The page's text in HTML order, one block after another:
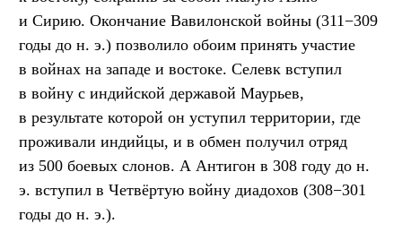
и Сирию. Окончание Вавилонской войны (311−309
годы до н. э.) позволило обоим принять участие
в войнах на западе и востоке. Селевк вступил
в войну с индийской державой Маурьев,
в результате которой он уступил территории, где
проживали индийцы, и в обмен получил отряд
из 500 боевых слонов. А Антигон в 308 году до н.
э. вступил в Четвёртую войну диадохов (308−301
годы до н. э.).